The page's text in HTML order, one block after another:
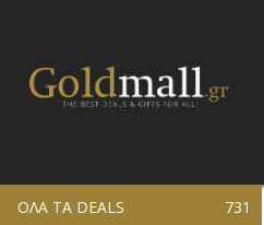
ΟΛΑ ΤΑ DEALS 731